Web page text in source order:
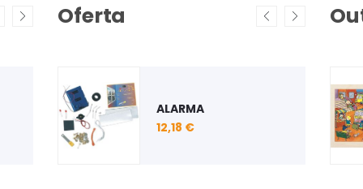
CONSUMIBLES
INFORMÁTICOS
Oferta
ALPHA CATCH
29,44 €
AUTOBÚS"